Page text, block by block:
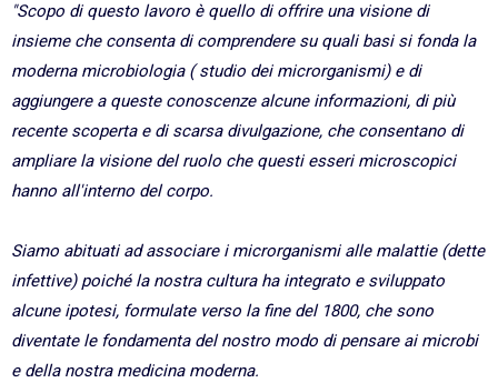
"Scopo di questo lavoro è quello di offrire una visione di
insieme che consenta di comprendere su quali basi si fonda la
moderna microbiologia ( studio dei microrganismi) e di
aggiungere a queste conoscenze alcune informazioni, di più
recente scoperta e di scarsa divulgazione, che consentano di
ampliare la visione del ruolo che questi esseri microscopici
hanno all'interno del corpo.
Siamo abituati ad associare i microrganismi alle malattie (dette
infettive) poiché la nostra cultura ha integrato e sviluppato
alcune ipotesi, formulate verso la fine del 1800, che sono
diventate le fondamenta del nostro modo di pensare ai microbi
e della nostra medicina moderna.